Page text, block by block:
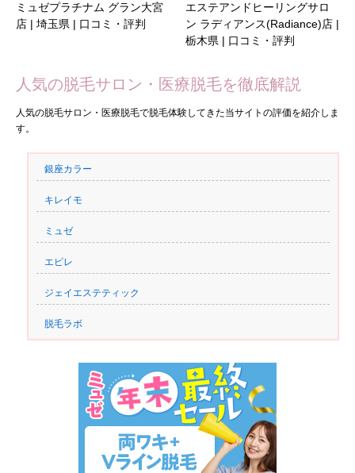
ミュゼプラチナム グラン大宮
店 | 埼玉県 | 口コミ・評判
エステアンドヒーリングサロ
ン ラディアンス(Radiance)店 |
栃木県 | 口コミ・評判
人気の脱毛サロン・医療脱毛を徹底解説
人気の脱毛サロン・医療脱毛で脱毛体験してきた当サイトの評価を紹介しま
す。
銀座カラー
キレイモ
ミュゼ
エピレ
ジェイエステティック
脱毛ラボ